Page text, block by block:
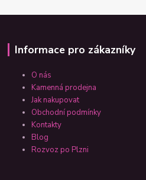
Informace pro zákazníky
O nás
Kamenná prodejna
Jak nakupovat
Obchodní podmínky
Kontakty
Blog
Rozvoz po Plzni